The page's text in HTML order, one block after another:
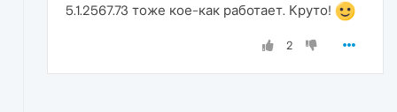
5.1.2567.73 тоже кое-как работает. Круто!
2